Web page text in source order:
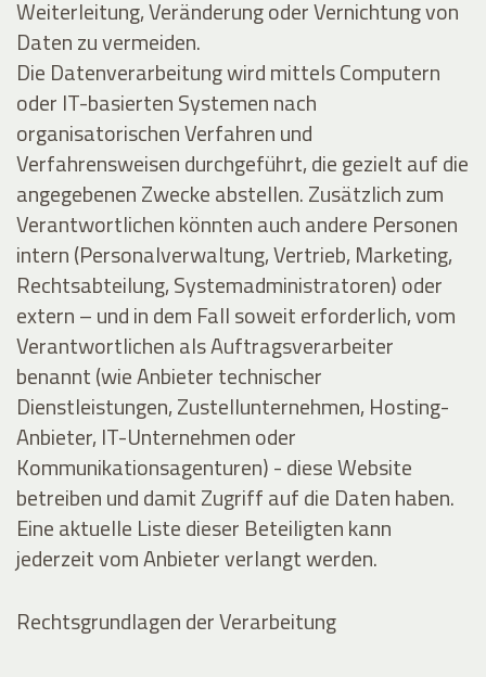
Weiterleitung, Veränderung oder Vernichtung von
Daten zu vermeiden.
Die Datenverarbeitung wird mittels Computern
oder IT-basierten Systemen nach
organisatorischen Verfahren und
Verfahrensweisen durchgeführt, die gezielt auf die
angegebenen Zwecke abstellen. Zusätzlich zum
Verantwortlichen könnten auch andere Personen
intern (Personalverwaltung, Vertrieb, Marketing,
Rechtsabteilung, Systemadministratoren) oder
extern – und in dem Fall soweit erforderlich, vom
Verantwortlichen als Auftragsverarbeiter
benannt (wie Anbieter technischer
Dienstleistungen, Zustellunternehmen, Hosting-
Anbieter, IT-Unternehmen oder
Kommunikationsagenturen) - diese Website
betreiben und damit Zugriff auf die Daten haben.
Eine aktuelle Liste dieser Beteiligten kann
jederzeit vom Anbieter verlangt werden.
Rechtsgrundlagen der Verarbeitung